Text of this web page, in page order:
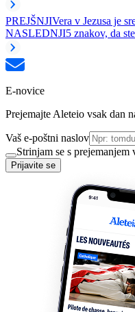
PREJŠNJIVera v Jezusa je
NASLEDNJI5 znakov, da
E-novice
Prejemajte Aleteio vsak dan
Vaš e-poštni naslov
Strinjam se s prejemanjem
Prijavite se